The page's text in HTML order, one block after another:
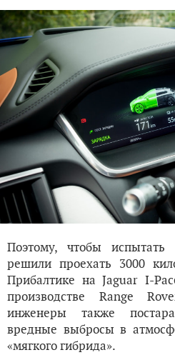
Поэтому, чтобы
решили проехать 3000
Прибалтике на Jaguar I-
производстве Range
инженеры также
вредные выбросы в
«мягкого гибрида».